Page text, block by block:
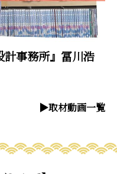
計事務所』冨川浩
▶︎取材動画一覧